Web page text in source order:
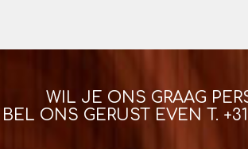
WIL JE ONS GRAAG
BEL ONS GERUST EVEN T.